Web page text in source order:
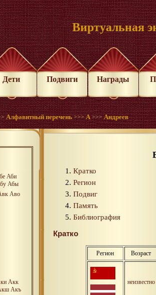
Виртуальная
Дети Подвиги Награды
Алфавитный перечень >>>А >>>Андреев
Аби
Абы
Аво
Акк
Акъ
Кратко
Регион
Подвиг
Память
Библиография
Кратко
Регион Возраст
неизвестно